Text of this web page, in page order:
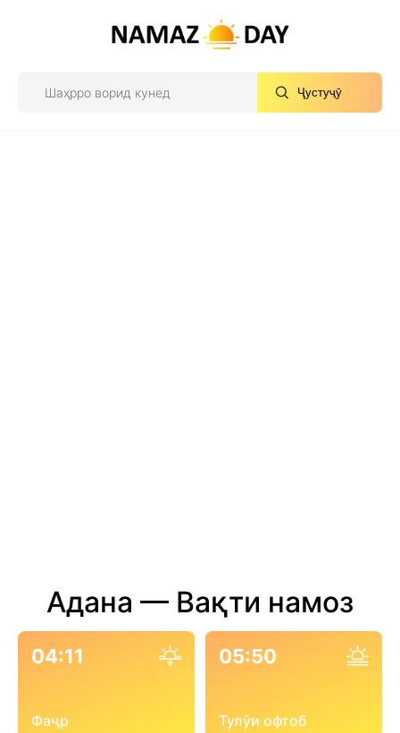
Ҷустуҷӯ
Адана — Вақти намоз
04:11
Фаҷр
05:50
Тулӯи офтоб